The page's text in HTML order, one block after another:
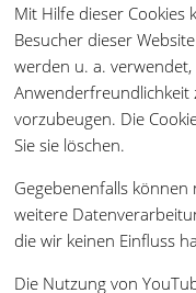
Mit Hilfe dieser
Besucher dieser
werden u. a.
Anwenderfreundlichkeit
vorzubeugen. Die
Sie sie löschen.
Gegebenenfalls können
weitere
die wir keinen Einfluss
Die Nutzung von